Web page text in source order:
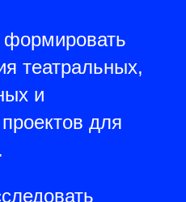
театральных,
и
для